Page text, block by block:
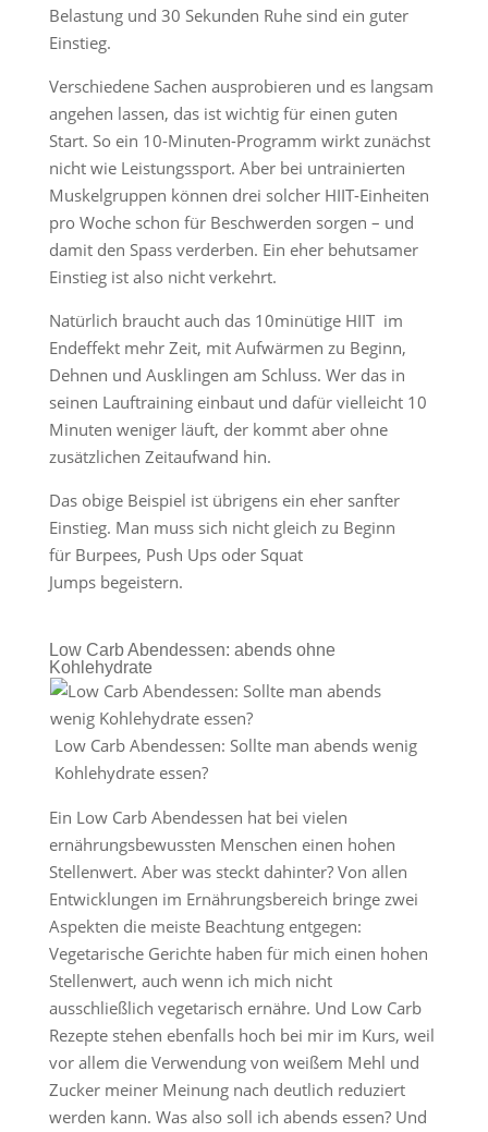
Belastung und 30 Sekunden Ruhe sind ein guter
Einstieg.
Verschiedene Sachen ausprobieren und es langsam
angehen lassen, das ist wichtig für einen guten
Start. So ein 10-Minuten-Programm wirkt zunächst
nicht wie Leistungssport. Aber bei untrainierten
Muskelgruppen können drei solcher HIIT-Einheiten
pro Woche schon für Beschwerden sorgen – und
damit den Spass verderben. Ein eher behutsamer
Einstieg ist also nicht verkehrt.
Natürlich braucht auch das 10minütige HIIT im
Endeffekt mehr Zeit, mit Aufwärmen zu Beginn,
Dehnen und Ausklingen am Schluss. Wer das in
seinen Lauftraining einbaut und dafür vielleicht 10
Minuten weniger läuft, der kommt aber ohne
zusätzlichen Zeitaufwand hin.
Das obige Beispiel ist übrigens ein eher sanfter
Einstieg. Man muss sich nicht gleich zu Beginn
für Burpees, Push Ups oder Squat
Jumps begeistern.
Low Carb Abendessen: abends ohne
Kohlehydrate
Low Carb Abendessen: Sollte man abends wenig
Kohlehydrate essen?
Ein Low Carb Abendessen hat bei vielen
ernährungsbewussten Menschen einen hohen
Stellenwert. Aber was steckt dahinter? Von allen
Entwicklungen im Ernährungsbereich bringe zwei
Aspekten die meiste Beachtung entgegen:
Vegetarische Gerichte haben für mich einen hohen
Stellenwert, auch wenn ich mich nicht
ausschließlich vegetarisch ernähre. Und Low Carb
Rezepte stehen ebenfalls hoch bei mir im Kurs, weil
vor allem die Verwendung von weißem Mehl und
Zucker meiner Meinung nach deutlich reduziert
werden kann. Was also soll ich abends essen? Und